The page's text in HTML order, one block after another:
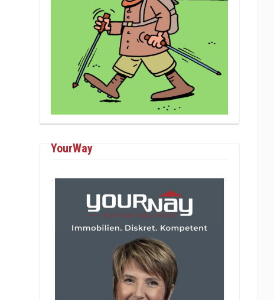
YourWay